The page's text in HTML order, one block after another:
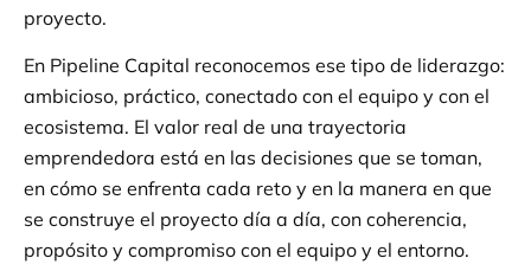
proyecto.
En Pipeline Capital reconocemos ese tipo de liderazgo:
ambicioso, práctico, conectado con el equipo y con el
ecosistema. El valor real de una trayectoria
emprendedora está en las decisiones que se toman,
en cómo se enfrenta cada reto y en la manera en que
se construye el proyecto día a día, con coherencia,
propósito y compromiso con el equipo y el entorno.